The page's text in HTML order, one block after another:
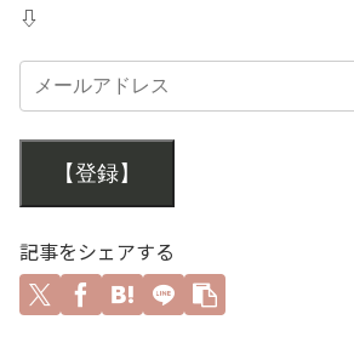
⇩
【登録】
記事をシェアする